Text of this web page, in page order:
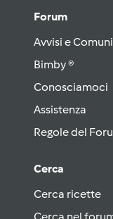
Forum
Avvisi e
Bimby ®
Conosciamoci
Assistenza
Regole del
Cerca
Cerca ricette